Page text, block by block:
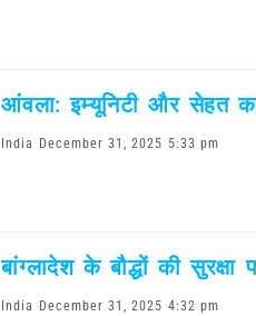
आंवला: इम्यूनिटी और सेहत
India December 31, 2025 5:33 pm
बांग्लादेश के बौद्धों की
India December 31, 2025 4:32 pm